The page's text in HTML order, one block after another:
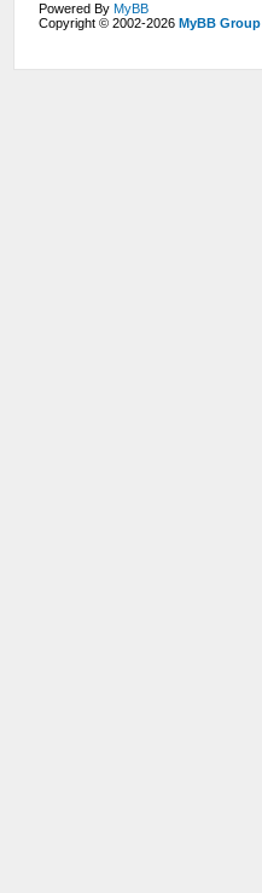
Powered ByMyBB
Copyright © 2002-2026MyBB Group